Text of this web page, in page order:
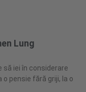
Lung
să iei în considerare
pensie fără griji, la o